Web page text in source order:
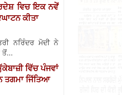
ਵਿਚ ਇਕ ਨਵੇਂ
ਕੀਤਾ
ਨਰਿੰਦਰ ਮੋਦੀ ਨੇ
ਤੋਂ...
ਵਿੱਚ ਪੰਜਵਾਂ
ਤਗਮਾ ਜਿੱਤਿਆ